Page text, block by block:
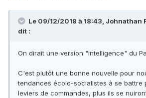
Le 09/12/2018 à 18:43, Johnathan
dit :
On dirait une version "intelligence" du
C'est plutôt une bonne nouvelle pour
tendances écolo-socialistes à se battre
leviers de commandes, plus ils se